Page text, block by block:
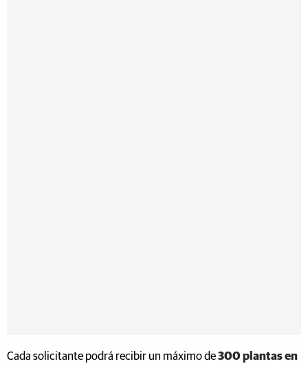
Cada solicitante podrá recibir un máximo de300 plantas en